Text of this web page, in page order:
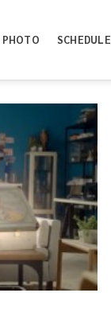
PHOTO SCHEDULE